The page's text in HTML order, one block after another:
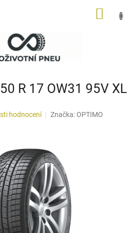
R 17 OW31 95V XL
hodnocení Značka: OPTIMO